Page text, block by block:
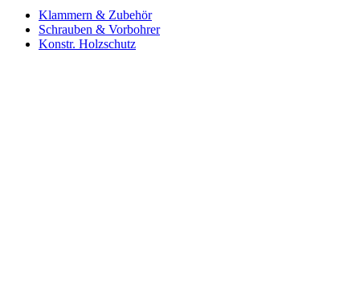
Klammern & Zubehör
Schrauben & Vorbohrer
Konstr. Holzschutz